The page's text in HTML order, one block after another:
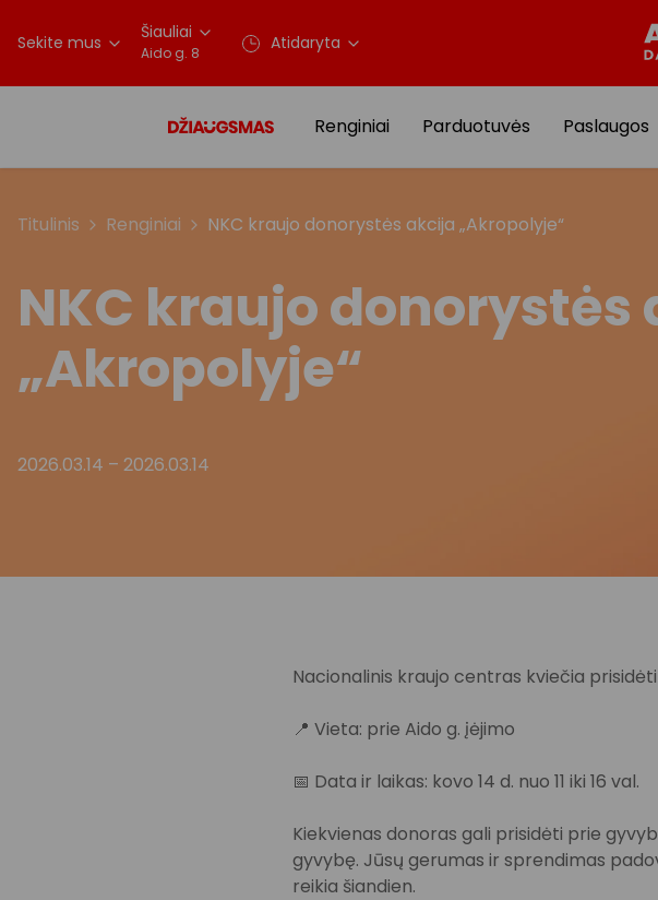
Sekite mus Šiauliai
Aido g. 8 Atidaryta
Renginiai Parduotuvės Paslaugos
Titulinis Renginiai NKC kraujo donorystės akcija „Akropolyje“
NKC kraujo donorystės
„Akropolyje“
2026.03.14 – 2026.03.14
Nacionalinis kraujo centras kviečia
📍 Vieta: prie Aido g. įėjimo
📅 Data ir laikas: kovo 14 d. nuo 11 iki 16 val.
Kiekvienas donoras gali prisidėti prie
gyvybę. Jūsų gerumas ir sprendimas
reikia šiandien.